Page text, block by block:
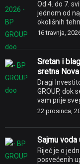
Od 4. do 7.
jednom od
okolišnih
16 travnja,
Sretan i
sretna
Dragi
GROUP, dok
vam prije
22 prosinca,
Sajmu voda
Riječ je o
posvećenih